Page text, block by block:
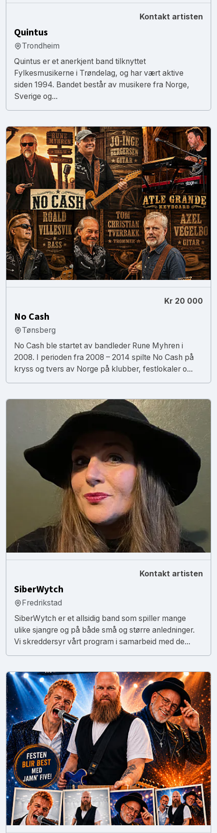
Kontakt artisten
Quintus
Trondheim
Quintus er et anerkjent band tilknyttet
Fylkesmusikerne i Trøndelag, og har vært aktive
siden 1994. Bandet består av musikere fra Norge,
Sverige og...
Kr 20 000
No Cash
Tønsberg
No Cash ble startet av bandleder Rune Myhren i
2008. I perioden fra 2008 – 2014 spilte No Cash på
kryss og tvers av Norge på klubber, festlokaler o...
Kontakt artisten
SiberWytch
Fredrikstad
SiberWytch er et allsidig band som spiller mange
ulike sjangre og på både små og større anledninger.
Vi skreddersyr vårt program i samarbeid med de...